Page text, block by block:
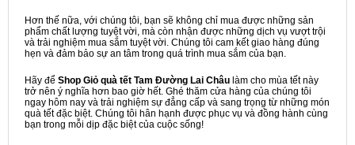
Hơn thế nữa, với chúng tôi, bạn sẽ không chỉ mua được những sản
phẩm chất lượng tuyệt vời, mà còn nhận được những dịch vụ vượt trội
và trải nghiệm mua sắm tuyệt vời. Chúng tôi cam kết giao hàng đúng
hẹn và đảm bảo sự an tâm trong quá trình mua sắm của bạn.
Hãy để Shop Giỏ quà tết Tam Đường Lai Châu làm cho mùa tết này
trở nên ý nghĩa hơn bao giờ hết. Ghé thăm cửa hàng của chúng tôi
ngay hôm nay và trải nghiệm sự đẳng cấp và sang trọng từ những món
quà tết đặc biệt. Chúng tôi hân hạnh được phục vụ và đồng hành cùng
bạn trong mỗi dịp đặc biệt của cuộc sống!